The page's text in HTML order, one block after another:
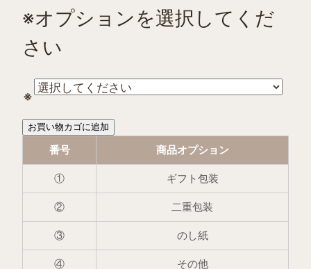
※オプションを選択してくだ
さい
※
OCRU®
ー
ン
お買い物カゴに追加
番号 商品オプション
① ギフト包装
② 二重包装
③ のし紙
④ その他